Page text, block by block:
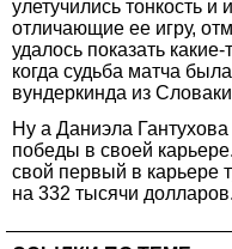
улетучились тонкость и
отличающие ее игру,
удалось показать
когда судьба матча
вундеркинда из
Ну а Даниэла
победы в своей
свой первый в карьере
на 332 тысячи долларов.